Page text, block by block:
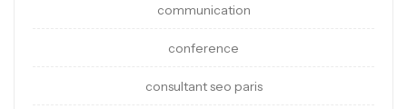
communication
conference
consultant seo paris